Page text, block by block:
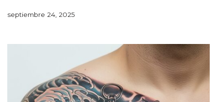
septiembre 24, 2025